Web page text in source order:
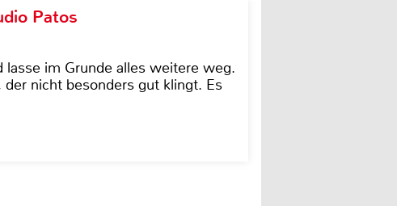
Patos
lasse im Grunde alles weitere weg.
nicht besonders gut klingt. Es